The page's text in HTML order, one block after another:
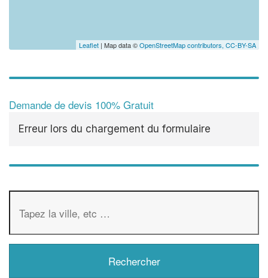
Leaflet | Map data ©OpenStreetMap contributors, CC-BY-SA
Demande de devis 100% Gratuit
Erreur lors du chargement du formulaire